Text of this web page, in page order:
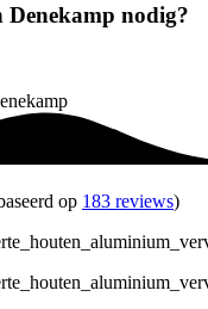
nodig?
op 183 reviews)